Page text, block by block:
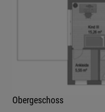
Obergeschoss